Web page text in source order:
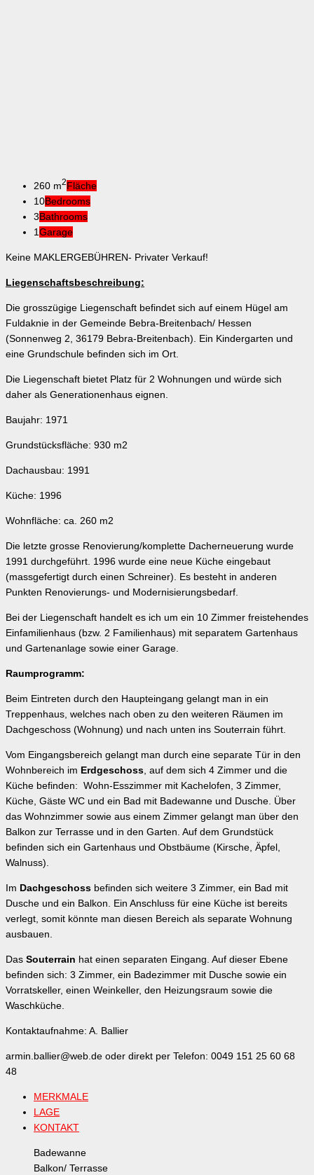
260 m2Fläche
10Bedrooms
3Bathrooms
1Garage
Keine MAKLERGEBÜHREN- Privater Verkauf!
Liegenschaftsbeschreibung:
Die grosszügige Liegenschaft befindet sich auf einem Hügel am
Fuldaknie in der Gemeinde Bebra-Breitenbach/ Hessen
(Sonnenweg 2, 36179 Bebra-Breitenbach). Ein Kindergarten und
eine Grundschule befinden sich im Ort.
Die Liegenschaft bietet Platz für 2 Wohnungen und würde sich
daher als Generationenhaus eignen.
Baujahr: 1971
Grundstücksfläche: 930 m2
Dachausbau: 1991
Küche: 1996
Wohnfläche: ca. 260 m2
Die letzte grosse Renovierung/komplette Dacherneuerung wurde
1991 durchgeführt. 1996 wurde eine neue Küche eingebaut
(massgefertigt durch einen Schreiner). Es besteht in anderen
Punkten Renovierungs- und Modernisierungsbedarf.
Bei der Liegenschaft handelt es ich um ein 10 Zimmer freistehendes
Einfamilienhaus (bzw. 2 Familienhaus) mit separatem Gartenhaus
und Gartenanlage sowie einer Garage.
Raumprogramm:
Beim Eintreten durch den Haupteingang gelangt man in ein
Treppenhaus, welches nach oben zu den weiteren Räumen im
Dachgeschoss (Wohnung) und nach unten ins Souterrain führt.
Vom Eingangsbereich gelangt man durch eine separate Tür in den
Wohnbereich im Erdgeschoss , auf dem sich 4 Zimmer und die
Küche befinden: Wohn-Esszimmer mit Kachelofen, 3 Zimmer,
Küche, Gäste WC und ein Bad mit Badewanne und Dusche. Über
das Wohnzimmer sowie aus einem Zimmer gelangt man über den
Balkon zur Terrasse und in den Garten. Auf dem Grundstück
befinden sich ein Gartenhaus und Obstbäume (Kirsche, Äpfel,
Walnuss).
Im Dachgeschoss befinden sich weitere 3 Zimmer, ein Bad mit
Dusche und ein Balkon. Ein Anschluss für eine Küche ist bereits
verlegt, somit könnte man diesen Bereich als separate Wohnung
ausbauen.
Das Souterrain hat einen separaten Eingang. Auf dieser Ebene
befinden sich: 3 Zimmer, ein Badezimmer mit Dusche sowie ein
Vorratskeller, einen Weinkeller, den Heizungsraum sowie die
Waschküche.
Kontaktaufnahme: A. Ballier
armin.ballier@web.de oder direkt per Telefon: 0049 151 25 60 68
48
MERKMALE
LAGE
KONTAKT
Badewanne
Balkon/ Terrasse